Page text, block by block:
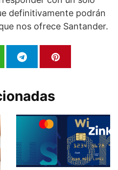
definitivamente podrán
nos ofrece Santander.